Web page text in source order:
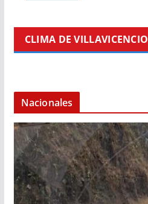
CLIMA DE VILLAVICENCIO
Nacionales